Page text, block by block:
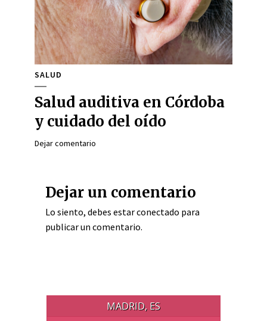
SALUD
Salud auditiva en Córdoba
y cuidado del oído
Dejar comentario
Dejar un comentario
Lo siento, debes estarconectado para
publicar un comentario.
MADRID, ES